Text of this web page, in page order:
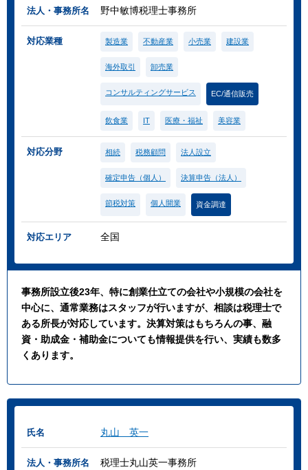
法人・事務所名 野中敏博税理士事務所
対応業種 製造業 不動産業 小売業 建設業
海外取引 卸売業
コンサルティングサービス EC/通信販売
飲食業 IT 医療・福祉 美容業
対応分野 相続 税務顧問 法人設立
確定申告（個人） 決算申告（法人）
節税対策 個人開業 資金調達
対応エリア 全国
事務所設立後23年、特に創業仕立ての会社や小規模の会社を
中心に、通常業務はスタッフが行いますが、相談は税理士で
ある所長が対応しています。決算対策はもちろんの事、融
資・助成金・補助金についても情報提供を行い、実績も数多
くあります。
氏名 丸山 英一
法人・事務所名 税理士丸山英一事務所